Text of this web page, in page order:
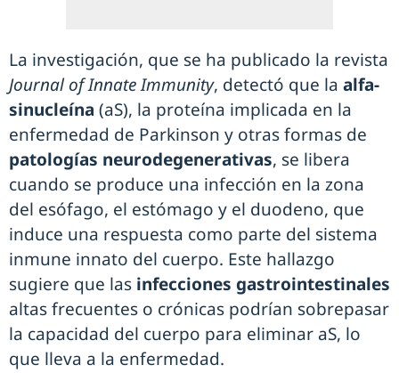
La investigación, que se ha publicado la revista
Journal of Innate Immunity, detectó que la alfa-
sinucleína (aS), la proteína implicada en la
enfermedad de Parkinson y otras formas de
patologías neurodegenerativas, se libera
cuando se produce una infección en la zona
del esófago, el estómago y el duodeno, que
induce una respuesta como parte del sistema
inmune innato del cuerpo. Este hallazgo
sugiere que las infecciones gastrointestinales
altas frecuentes o crónicas podrían sobrepasar
la capacidad del cuerpo para eliminar aS, lo
que lleva a la enfermedad.